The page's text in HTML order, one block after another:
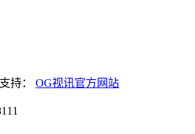
持： OG视讯官方网站